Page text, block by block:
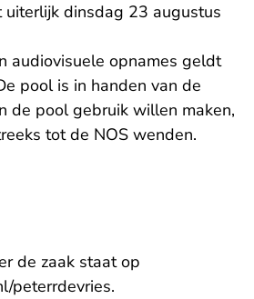
dinsdag 23 augustus
audiovisuele opnames geldt
pool is in handen van de
de pool gebruik willen maken,
tot de NOS wenden.
de zaak staat op
peterrdevries.